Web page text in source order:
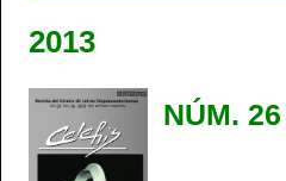
2013
NÚM.